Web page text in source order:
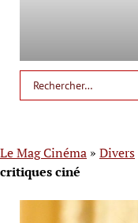
Le Mag Cinéma » Divers
critiques ciné